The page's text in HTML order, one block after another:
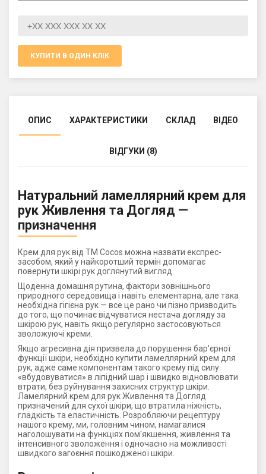
КУПИТИ В ОДИН КЛІК
ОПИС ХАРАКТЕРИСТИКИ СКЛАД ВІДЕО
ВІДГУКИ (8)
Натуральний ламеллярний крем для
рук Живлення та Догляд —
призначення
Крем для рук від ТМ Cocos можна назвати експрес-
засобом, який у найкоротший термін допомагає
повернути шкірі рук доглянутий вигляд.
Щоденна домашня рутина, фактори зовнішнього
природного середовища і навіть елементарна, але така
необхідна гігієна рук — все це рано чи пізно призводить
до того, що починає відчуватися нестача догляду за
шкірою рук, навіть якщо регулярно застосовуються
зволожуючі креми.
Якщо агресивна дія призвела до порушення бар'єрної
функції шкіри, необхідно купити ламеллярний крем для
рук, адже саме компонентам такого крему під силу
«вбудовуватися» в ліпідний шар і швидко відновлювати
втрати, без руйнування захисних структур шкіри.
Ламелярний крем для рук Живлення та Догляд
призначений для сухої шкіри, що втратила ніжність,
гладкість та еластичність. Розробляючи рецептуру
нашого крему, ми, головним чином, намагалися
наголошувати на функціях пом'якшення, живлення та
інтенсивного зволоження і одночасно на можливості
швидкого загоєння пошкодженої шкіри.